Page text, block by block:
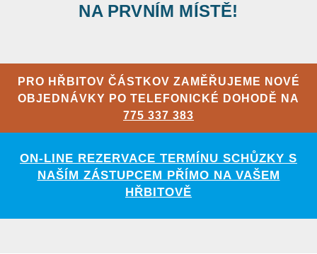
NA PRVNÍM MÍSTĚ!
PRO HŘBITOV ČÁSTKOV ZAMĚŘUJEME NOVÉ
OBJEDNÁVKY PO TELEFONICKÉ DOHODĚ NA
775 337 383
ON-LINE REZERVACE TERMÍNU SCHŮZKY S
NAŠÍM ZÁSTUPCEM PŘÍMO NA VAŠEM
HŘBITOVĚ